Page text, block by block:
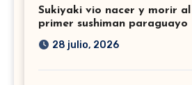
Sukiyaki vio nacer y morir al
primer sushiman paraguayo
28 julio, 2026